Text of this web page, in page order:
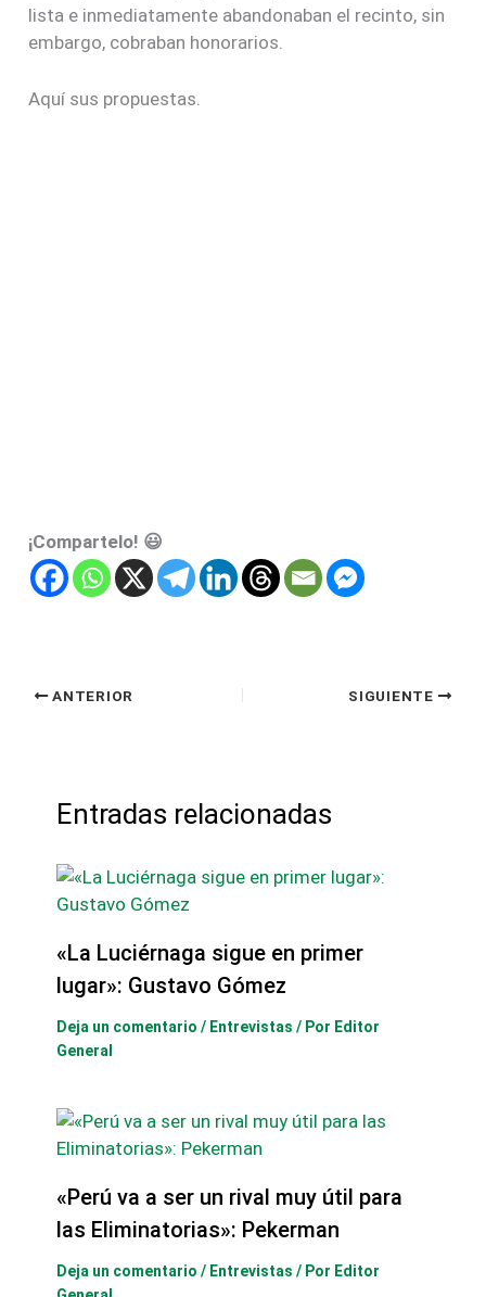
lista e inmediatamente abandonaban el recinto, sin
embargo, cobraban honorarios.
Aquí sus propuestas.
¡Compartelo! 😃
ANTERIOR SIGUIENTE
Entradas relacionadas
«La Luciérnaga sigue en primer
lugar»: Gustavo Gómez
Deja un comentario / Entrevistas / Por Editor
General
«Perú va a ser un rival muy útil para
las Eliminatorias»: Pekerman
Deja un comentario / Entrevistas / Por Editor